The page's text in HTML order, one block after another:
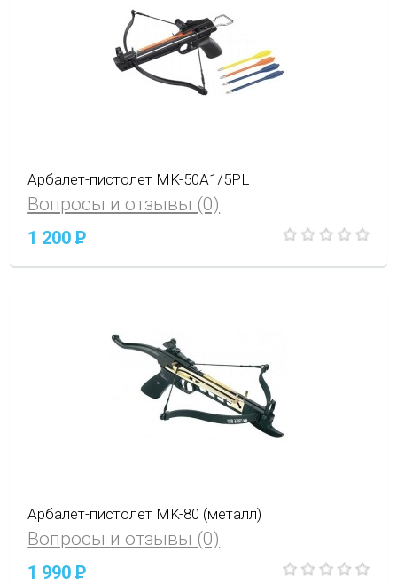
Арбалет-пистолет MK-50A1/5PL
Вопросы и отзывы (0)
1 200P
Арбалет-пистолет MK-80 (металл)
Вопросы и отзывы (0)
1 990P